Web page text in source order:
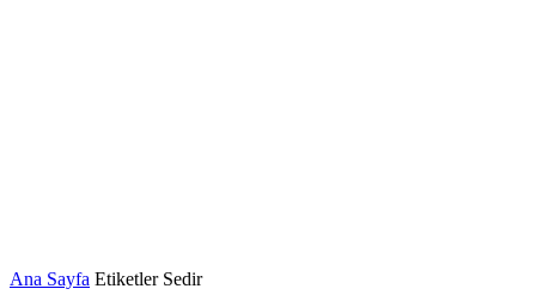
Ana Sayfa Etiketler Sedir